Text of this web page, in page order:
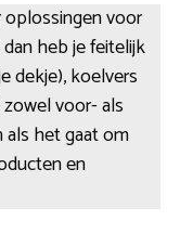
voor
heb je feitelijk
dekje), koelvers
voor- als
als het gaat om
en